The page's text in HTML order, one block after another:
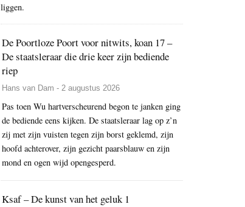
liggen.
De Poortloze Poort voor nitwits, koan 17 –
De staatsleraar die drie keer zijn bediende
riep
Hans van Dam - 2 augustus 2026
Pas toen Wu hartverscheurend begon te janken ging
de bediende eens kijken. De staatsleraar lag op z’n
zij met zijn vuisten tegen zijn borst geklemd, zijn
hoofd achterover, zijn gezicht paarsblauw en zijn
mond en ogen wijd opengesperd.
Ksaf – De kunst van het geluk 1